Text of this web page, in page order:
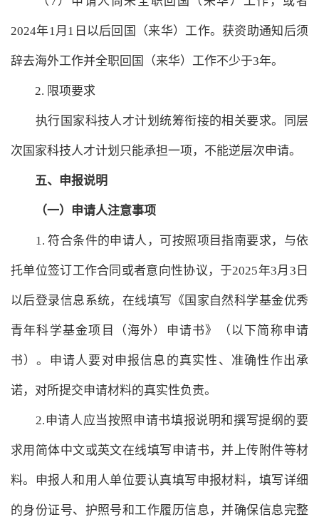
2024年1月1日以后回国（来华）工作。获资助通知后须
辞去海外工作并全职回国（来华）工作不少于3年。
2. 限项要求
执行国家科技人才计划统筹衔接的相关要求。同层
次国家科技人才计划只能承担一项，不能逆层次申请。
五、申报说明
（一）申请人注意事项
1. 符合条件的申请人，可按照项目指南要求，与依
托单位签订工作合同或者意向性协议，于2025年3月3日
以后登录信息系统，在线填写《国家自然科学基金优秀
青年科学基金项目（海外）申请书》（以下简称申请
书）。申请人要对申报信息的真实性、准确性作出承
诺，对所提交申请材料的真实性负责。
2.申请人应当按照申请书填报说明和撰写提纲的要
求用简体中文或英文在线填写申请书，并上传附件等材
料。申报人和用人单位要认真填写申报材料，填写详细
的身份证号、护照号和工作履历信息，并确保信息完整